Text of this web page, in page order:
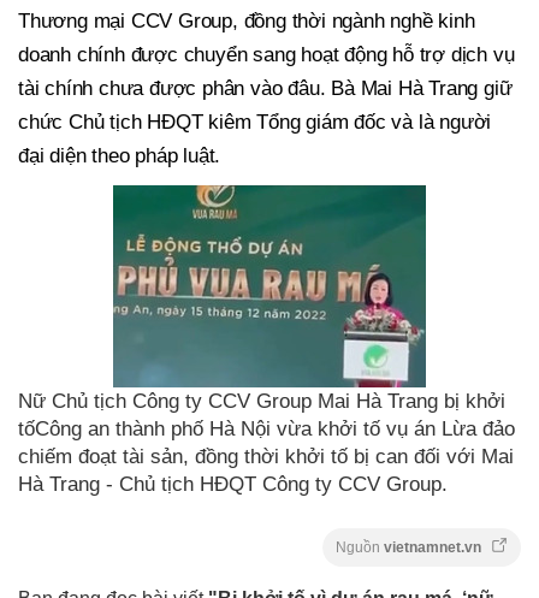
Thương mại CCV Group, đồng thời ngành nghề kinh
doanh chính được chuyển sang hoạt động hỗ trợ dịch vụ
tài chính chưa được phân vào đâu. Bà Mai Hà Trang giữ
chức Chủ tịch HĐQT kiêm Tổng giám đốc và là người
đại diện theo pháp luật.
Nữ Chủ tịch Công ty CCV Group Mai Hà Trang bị khởi
tốCông an thành phố Hà Nội vừa khởi tố vụ án Lừa đảo
chiếm đoạt tài sản, đồng thời khởi tố bị can đối với Mai
Hà Trang - Chủ tịch HĐQT Công ty CCV Group.
Nguồn vietnamnet.vn